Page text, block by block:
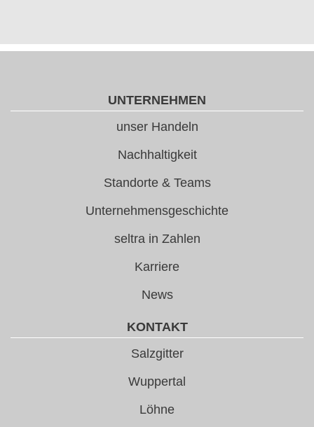
UNTERNEHMEN
unser Handeln
Nachhaltigkeit
Standorte & Teams
Unternehmensgeschichte
seltra in Zahlen
Karriere
News
KONTAKT
Salzgitter
Wuppertal
Löhne